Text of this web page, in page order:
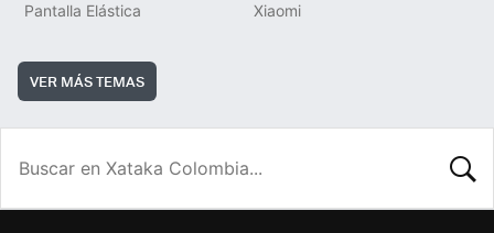
Pantalla Elástica Xiaomi
VER MÁS TEMAS